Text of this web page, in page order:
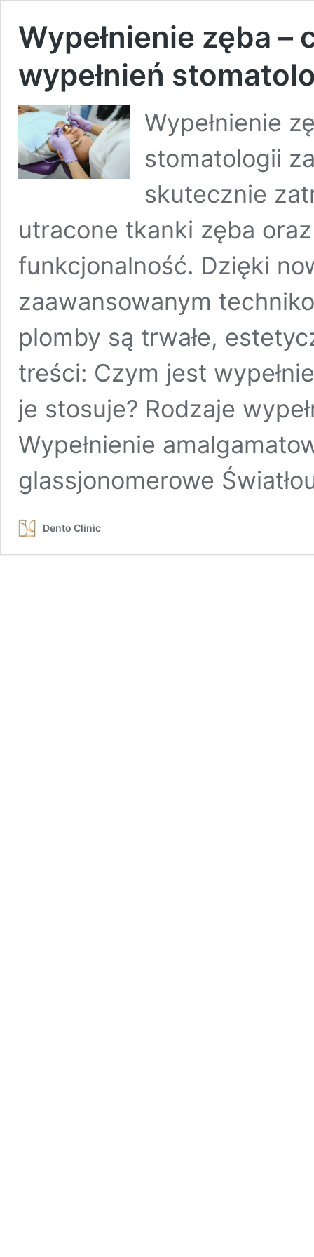
Wypełnienie zęba –
wypełnień
Wypełnienie
stomatologii
skutecznie
utracone tkanki zęba
funkcjonalność. Dzięki
zaawansowanym
plomby są trwałe,
treści: Czym jest
je stosuje? Rodzaje
Wypełnienie
glassjonomerowe
Dento Clinic